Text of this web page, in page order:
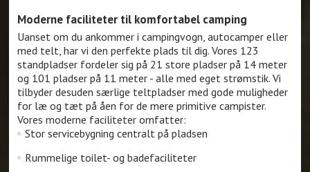
Moderne faciliteter til komfortabel camping
Uanset om du ankommer i campingvogn, autocamper eller
med telt, har vi den perfekte plads til dig. Vores 123
standpladser fordeler sig på 21 store pladser på 14 meter
og 101 pladser på 11 meter - alle med eget strømstik. Vi
tilbyder desuden særlige teltpladser med gode muligheder
for læ og tæt på åen for de mere primitive campister.
Vores moderne faciliteter omfatter:
Stor servicebygning centralt på pladsen
Rummelige toilet- og badefaciliteter